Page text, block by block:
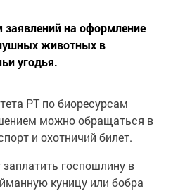
заявлений на оформление
животных в
угодья.
РТ по биоресурсам
можно обращаться в
и охотничий билет.
госпошлину в
куницу или бобра